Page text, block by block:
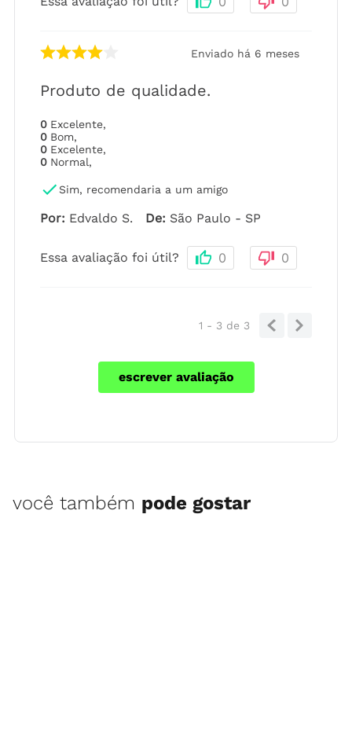
Enviado há 6 meses
Produto de qualidade.
0 Excelente,
0 Bom,
0 Excelente,
0 Normal,
Sim, recomendaria a um amigo
Por: Edvaldo S. De: São Paulo - SP
Essa avaliação foi útil? 0 0
1 - 3 de 3
escrever avaliação
você também pode gostar